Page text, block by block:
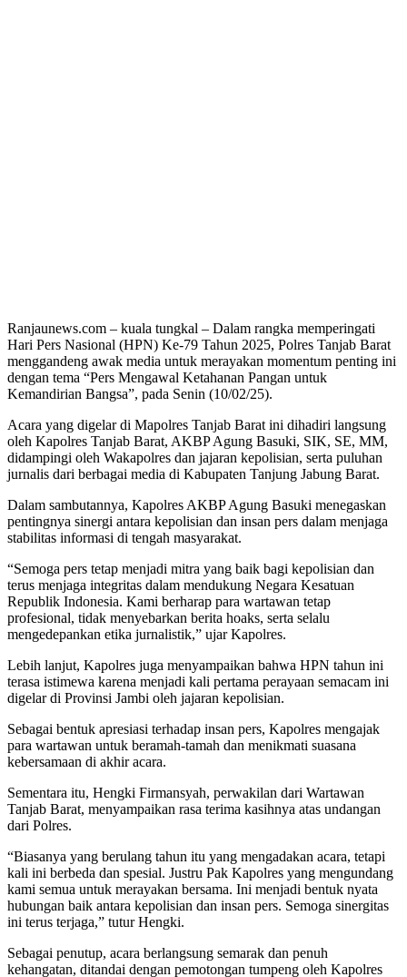
Ranjaunews.com – kuala tungkal – Dalam rangka memperingati
Hari Pers Nasional (HPN) Ke-79 Tahun 2025, Polres Tanjab Barat
menggandeng awak media untuk merayakan momentum penting ini
dengan tema “Pers Mengawal Ketahanan Pangan untuk
Kemandirian Bangsa”, pada Senin (10/02/25).
Acara yang digelar di Mapolres Tanjab Barat ini dihadiri langsung
oleh Kapolres Tanjab Barat, AKBP Agung Basuki, SIK, SE, MM,
didampingi oleh Wakapolres dan jajaran kepolisian, serta puluhan
jurnalis dari berbagai media di Kabupaten Tanjung Jabung Barat.
Dalam sambutannya, Kapolres AKBP Agung Basuki menegaskan
pentingnya sinergi antara kepolisian dan insan pers dalam menjaga
stabilitas informasi di tengah masyarakat.
“Semoga pers tetap menjadi mitra yang baik bagi kepolisian dan
terus menjaga integritas dalam mendukung Negara Kesatuan
Republik Indonesia. Kami berharap para wartawan tetap
profesional, tidak menyebarkan berita hoaks, serta selalu
mengedepankan etika jurnalistik,” ujar Kapolres.
Lebih lanjut, Kapolres juga menyampaikan bahwa HPN tahun ini
terasa istimewa karena menjadi kali pertama perayaan semacam ini
digelar di Provinsi Jambi oleh jajaran kepolisian.
Sebagai bentuk apresiasi terhadap insan pers, Kapolres mengajak
para wartawan untuk beramah-tamah dan menikmati suasana
kebersamaan di akhir acara.
Sementara itu, Hengki Firmansyah, perwakilan dari Wartawan
Tanjab Barat, menyampaikan rasa terima kasihnya atas undangan
dari Polres.
“Biasanya yang berulang tahun itu yang mengadakan acara, tetapi
kali ini berbeda dan spesial. Justru Pak Kapolres yang mengundang
kami semua untuk merayakan bersama. Ini menjadi bentuk nyata
hubungan baik antara kepolisian dan insan pers. Semoga sinergitas
ini terus terjaga,” tutur Hengki.
Sebagai penutup, acara berlangsung semarak dan penuh
kehangatan, ditandai dengan pemotongan tumpeng oleh Kapolres